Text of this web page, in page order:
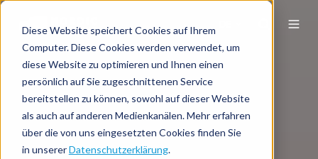
Diese Website speichert Cookies auf Ihrem
Computer. Diese Cookies werden verwendet, um
diese Website zu optimieren und Ihnen einen
persönlich auf Sie zugeschnittenen Service
bereitstellen zu können, sowohl auf dieser Website
als auch auf anderen Medienkanälen. Mehr erfahren
über die von uns eingesetzten Cookies finden Sie
in unsererDatenschutzerklärung.